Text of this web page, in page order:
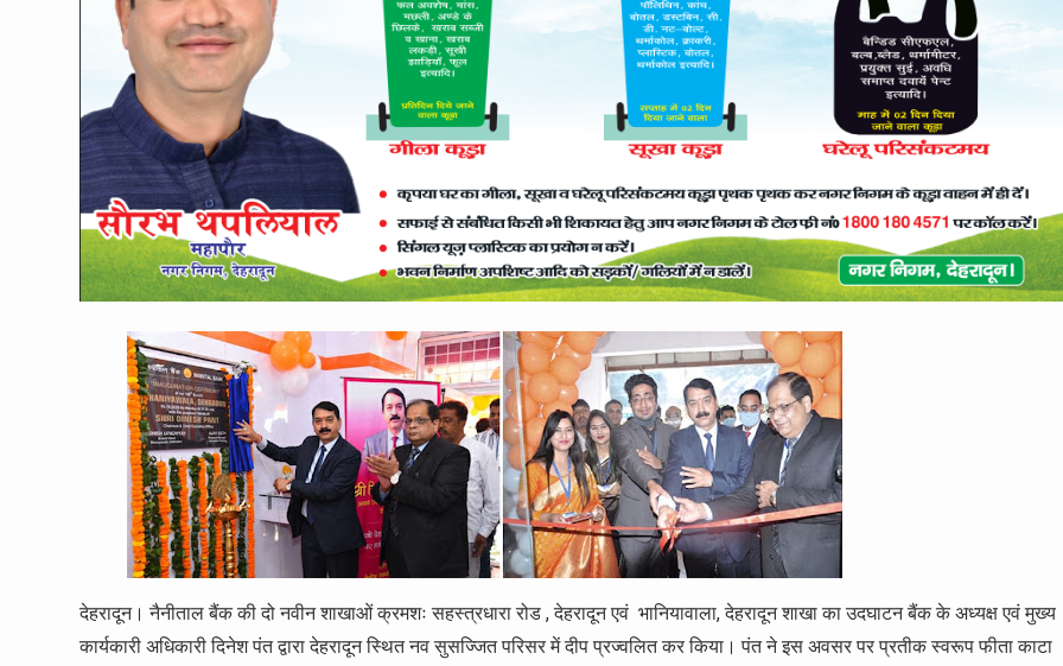
देहरादून। नैनीताल बैंक की दो नवीन शाखाओं क्रमशः सहस्त्रधारा रोड , देहरादून एवं भानियावाला, देहरादून शाखा का उदघाटन बैंक के अध्यक्ष एवं मुख्य
कार्यकारी अधिकारी दिनेश पंत द्वारा देहरादून स्थित नव सुसज्जित परिसर में दीप प्रज्वलित कर किया। पंत ने इस अवसर पर प्रतीक स्वरूप फीता काटा